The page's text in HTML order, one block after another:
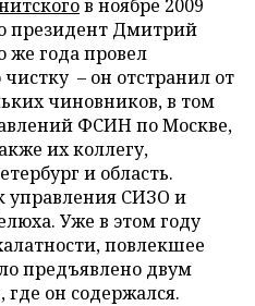
в ноябре 2009
президент Дмитрий
же года провел
– он отстранил от
чиновников, в том
ФСИН по Москве,
их коллегу,
и область.
управления СИЗО и
Уже в этом году
повлекшее
предъявлено двум
он содержался.